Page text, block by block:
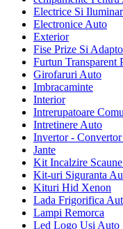
Electrice Si
Electronice Auto
Exterior
Fise Prize Si
Furtun Transparent
Girofaruri Auto
Imbracaminte
Interior
Intrerupatoare
Intretinere Auto
Invertor -
Jante
Kit Incalzire
Kit-uri Siguranta
Kituri Hid Xenon
Lada Frigorifica
Lampi Remorca
Led Logo Usi Auto